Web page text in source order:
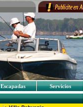
Escapadas Servicios